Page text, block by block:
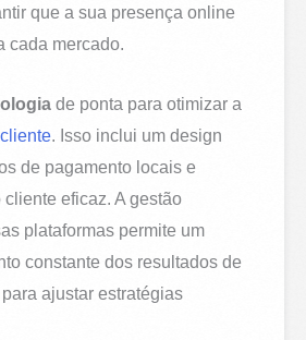
que a sua presença online
cada mercado.
de ponta para otimizar a
. Isso inclui um design
de pagamento locais e
eficaz. A gestão
plataformas permite um
constante dos resultados de
ajustar estratégias